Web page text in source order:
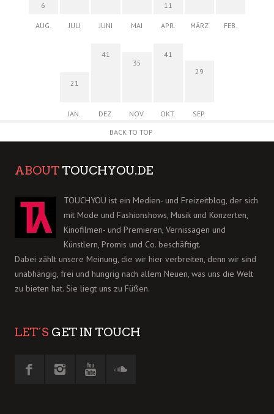
6
AUG. JULI JUNI MAI
11
APR. MÄRZ FEB.
21
JAN.
41
DEZ.
35
NOV.
41
OKT.
29
SEP.
BACK TO TOP
ABOUT TOUCHYOU.DE
TOUCHYOU ist ein Medien- und Freizeitblog, der sich
mit Mode und Fashionshows, Musik und Konzerten,
Kinofilmen- und Premieren, Vernissagen und
Künstlern, Promis und Co. beschäftigt.
Dabei zählt unsere Meinung, die wir hier verbreiten, denn wir sind
unabhängig, frei und hungrig nach allem Neuen, was uns die Welt
zu bieten hat. Sie liegt uns zu Füßen.
LET´S GET IN TOUCH